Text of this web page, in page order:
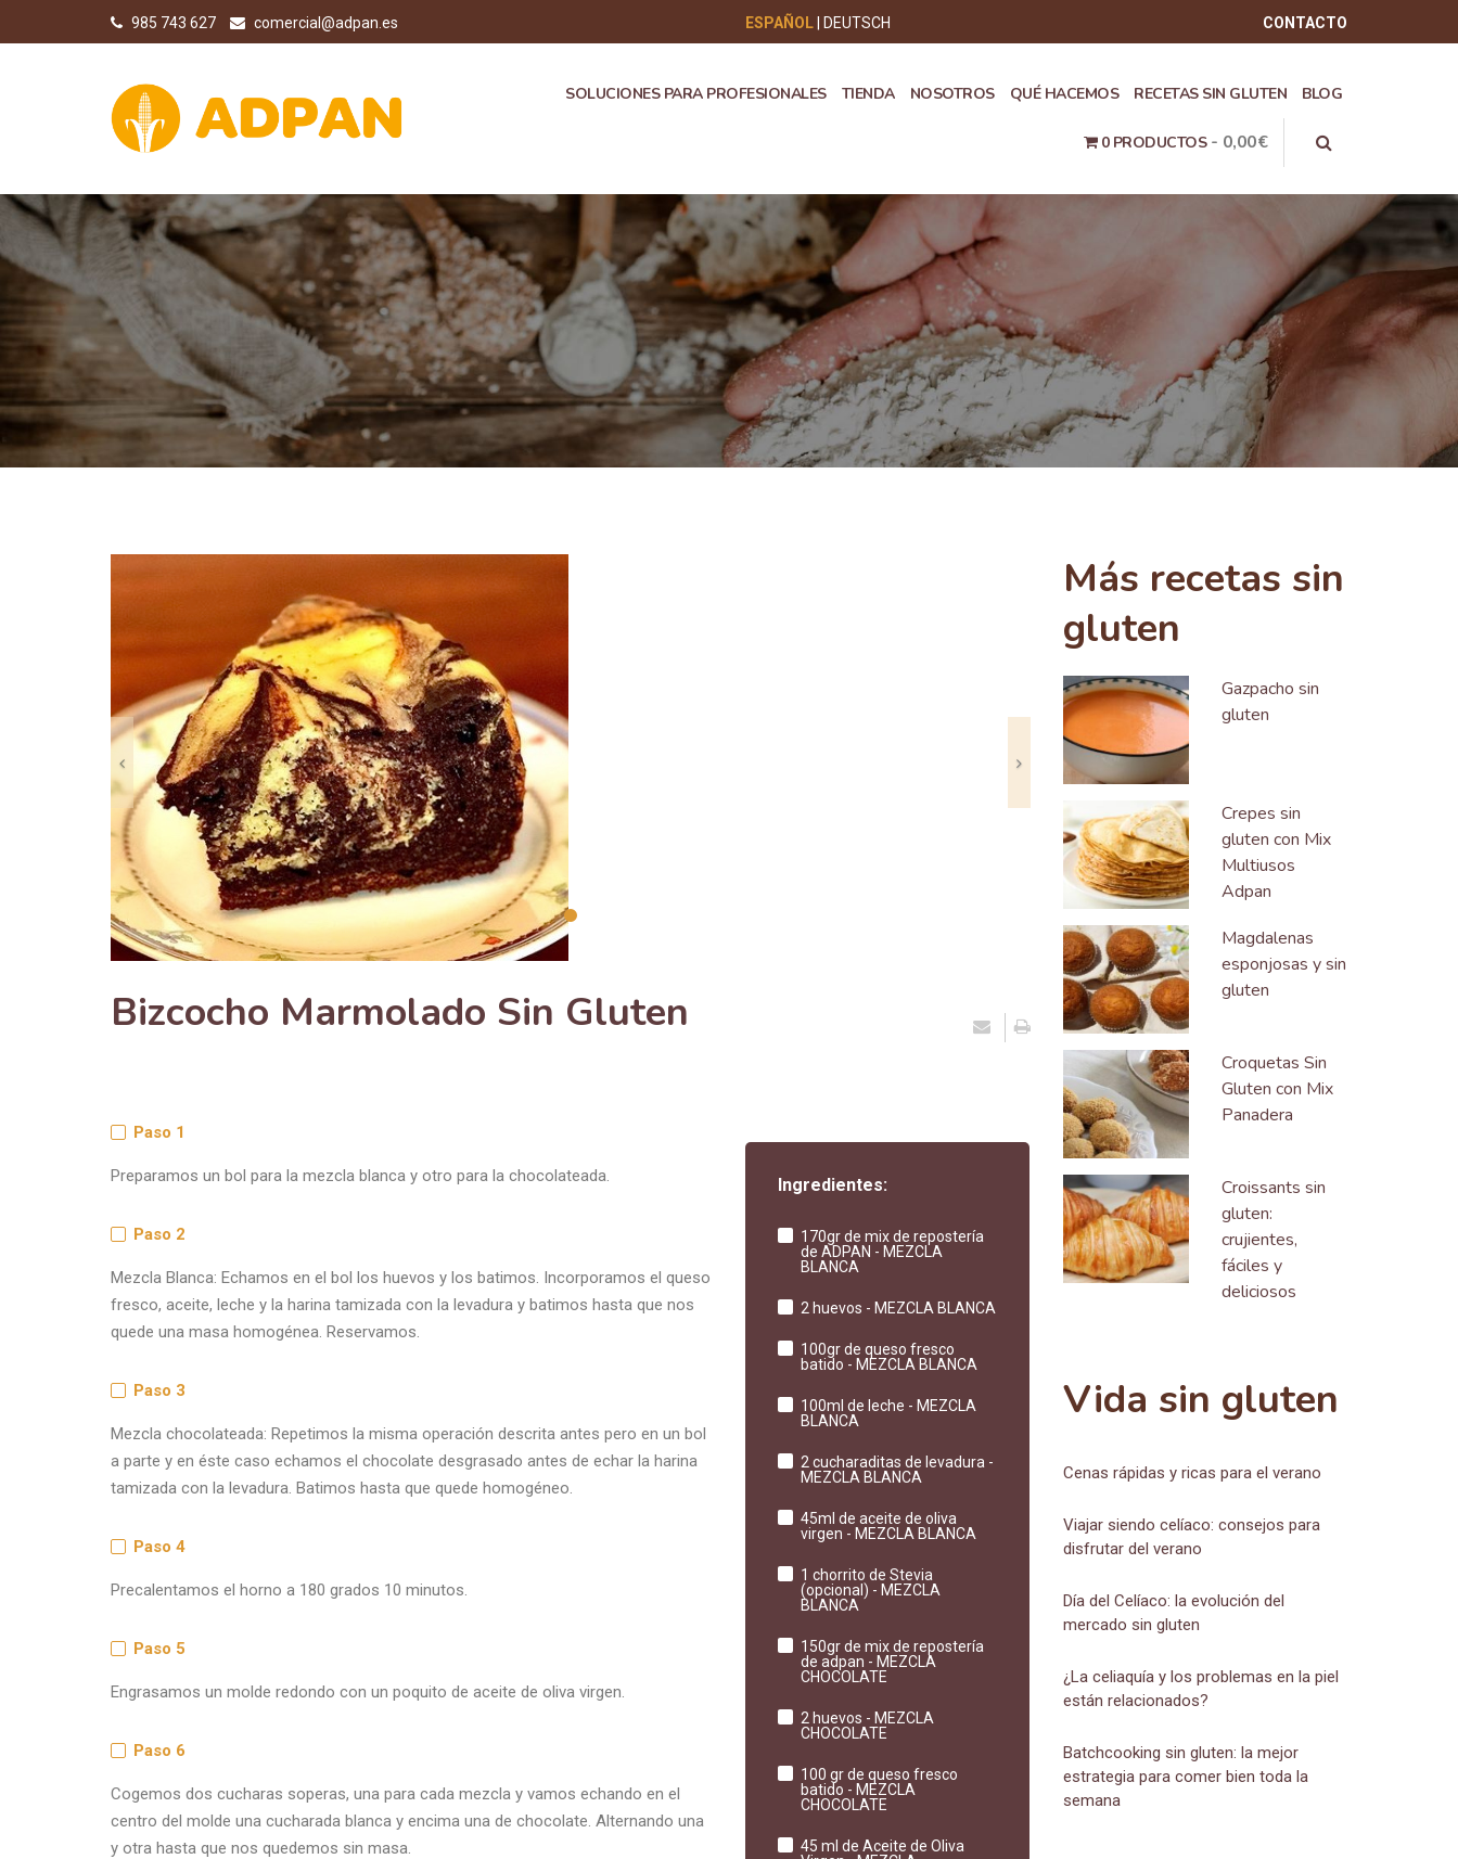
985 743 627 comercial@adpan.es CONTACTO
ESPAÑOL DEUTSCH
SOLUCIONES PARA PROFESIONALES TIENDA NOSOTROS QUÉ HACEMOS RECETAS SIN GLUTEN BLOG
0 PRODUCTOS 0,00€
Siguiente
Bizcocho Marmolado Sin Gluten
Paso 1
Preparamos un bol para la mezcla blanca y otro para la chocolateada.
Paso 2
Mezcla Blanca: Echamos en el bol los huevos y los batimos. Incorporamos el queso
fresco, aceite, leche y la harina tamizada con la levadura y batimos hasta que nos
quede una masa homogénea. Reservamos.
Paso 3
Mezcla chocolateada: Repetimos la misma operación descrita antes pero en un bol
a parte y en éste caso echamos el chocolate desgrasado antes de echar la harina
tamizada con la levadura. Batimos hasta que quede homogéneo.
Paso 4
Precalentamos el horno a 180 grados 10 minutos.
Paso 5
Engrasamos un molde redondo con un poquito de aceite de oliva virgen.
Paso 6
Cogemos dos cucharas soperas, una para cada mezcla y vamos echando en el
centro del molde una cucharada blanca y encima una de chocolate. Alternando una
y otra hasta que nos quedemos sin masa.
Ingredientes:
170gr de mix de repostería
de ADPAN - MEZCLA
BLANCA
2 huevos - MEZCLA BLANCA
100gr de queso fresco
batido - MEZCLA BLANCA
100ml de leche - MEZCLA
BLANCA
2 cucharaditas de levadura -
MEZCLA BLANCA
45ml de aceite de oliva
virgen - MEZCLA BLANCA
1 chorrito de Stevia
(opcional) - MEZCLA
BLANCA
150gr de mix de repostería
de adpan - MEZCLA
CHOCOLATE
2 huevos - MEZCLA
CHOCOLATE
100 gr de queso fresco
batido - MEZCLA
CHOCOLATE
45 ml de Aceite de Oliva
Más recetas sin
gluten
Gazpacho sin
gluten
Crepes sin
gluten con Mix
Multiusos
Adpan
Magdalenas
esponjosas y sin
gluten
Croquetas Sin
Gluten con Mix
Panadera
Croissants sin
gluten:
crujientes,
fáciles y
deliciosos
Vida sin gluten
Cenas rápidas y ricas para el verano
Viajar siendo celíaco: consejos para
disfrutar del verano
Día del Celíaco: la evolución del
mercado sin gluten
¿La celiaquía y los problemas en la piel
están relacionados?
Batchcooking sin gluten: la mejor
estrategia para comer bien toda la
semana